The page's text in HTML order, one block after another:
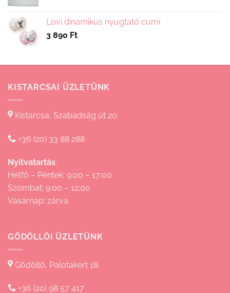
-
Lovi dinamikus nyugtató cumi
3 890 Ft
KISTARCSAI ÜZLETÜNK
Kistarcsa, Szabadság út 20.
+36 (20) 33 88 288
Nyitvatartás:
Hétfő – Péntek: 9:00 – 17:00
Szombat: 9:00 – 12:00
Vasárnap: zárva
GÖDÖLLŐI ÜZLETÜNK
Gödöllő, Palotakert 18.
+36 (20) 98 57 417